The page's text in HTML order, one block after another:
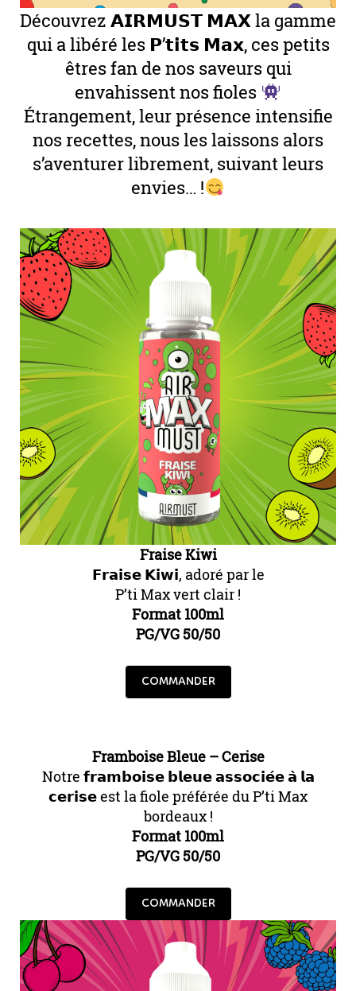
Découvrez 𝗔𝗜𝗥𝗠𝗨𝗦𝗧 𝗠𝗔𝗫 la gamme
qui a libéré les 𝗣’𝘁𝗶𝘁𝘀 𝗠𝗮𝘅, ces petits
êtres fan de nos saveurs qui
envahissent nos fioles
Étrangement, leur présence intensifie
nos recettes, nous les laissons alors
s’aventurer librement, suivant leurs
envies… !
Fraise Kiwi
𝗙𝗿𝗮𝗶𝘀𝗲 𝗞𝗶𝘄𝗶, adoré par le
P’ti Max vert clair !
Format 100ml
PG/VG 50/50
COMMANDER
Framboise Bleue – Cerise
Notre 𝗳𝗿𝗮𝗺𝗯𝗼𝗶𝘀𝗲 𝗯𝗹𝗲𝘂𝗲 𝗮𝘀𝘀𝗼𝗰𝗶𝗲́𝗲 𝗮̀ 𝗹𝗮
𝗰𝗲𝗿𝗶𝘀𝗲 est la fiole préférée du P’ti Max
bordeaux !
Format 100ml
PG/VG 50/50
COMMANDER